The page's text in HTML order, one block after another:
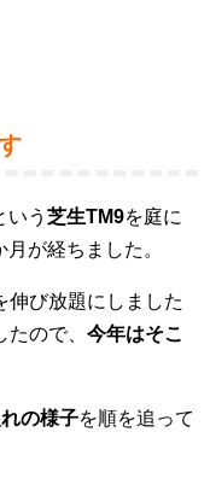
いう 芝生TM9を庭に
が経ちました。
伸び放題にしました
ので、 今年はそこ
の様子を順を追って